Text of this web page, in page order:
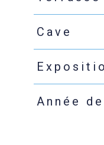
Cave
Année